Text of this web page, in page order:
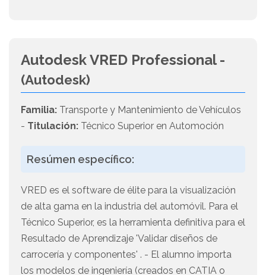
Autodesk VRED Professional -
(Autodesk)
Familia: Transporte y Mantenimiento de Vehículos
- Titulación: Técnico Superior en Automoción
Resúmen específico:
VRED es el software de élite para la visualización
de alta gama en la industria del automóvil. Para el
Técnico Superior, es la herramienta definitiva para el
Resultado de Aprendizaje 'Validar diseños de
carrocería y componentes' . - El alumno importa
los modelos de ingeniería (creados en CATIA o